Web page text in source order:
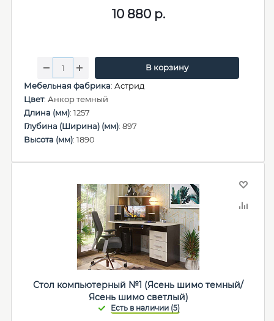
10 880р.
В корзину
Мебельная фабрика: Астрид
Цвет: Анкор темный
Длина (мм): 1257
Глубина (Ширина) (мм): 897
Высота (мм): 1890
Стол компьютерный №1 (Ясень шимо темный/
Ясень шимо светлый)